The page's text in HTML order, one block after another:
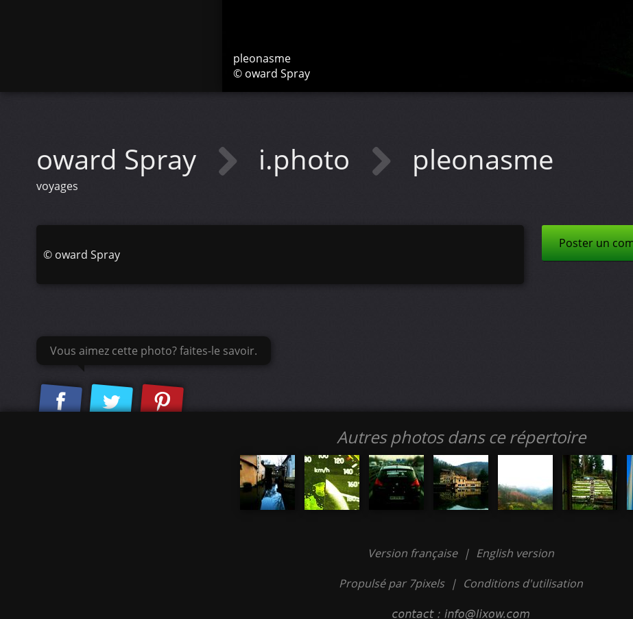
pleonasme
© oward Spray
oward Spray i.photo pleonasme
voyages
© oward Spray
Poster un
Vous aimez cette photo? faites-le savoir.
Autres photos dans ce répertoire
Version française | English version
Propulsé par 7pixels | Conditions d'utilisation